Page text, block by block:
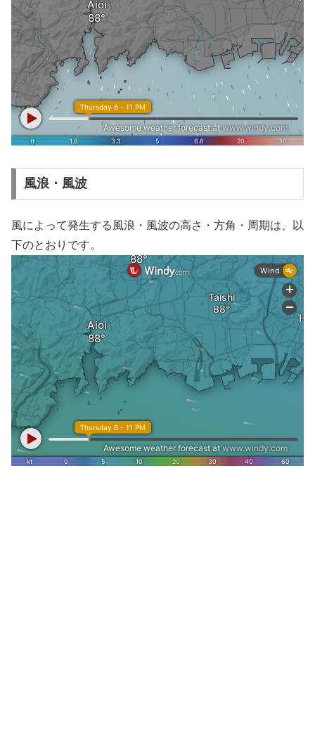
風浪・風波
風によって発生する風浪・風波の高さ・方角・周期は、以
下のとおりです。